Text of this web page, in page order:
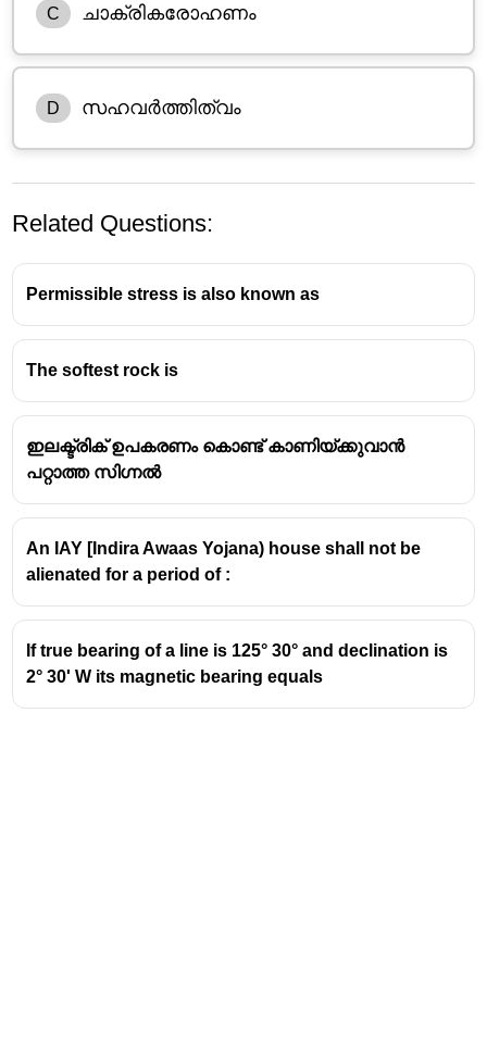
C ചാക്രികരോഹണം
D സഹവർത്തിത്വം
Related Questions:
Permissible stress is also known as
The softest rock is
ഇലക്ട്രിക് ഉപകരണം കൊണ്ട് കാണിയ്ക്കുവാൻ
പറ്റാത്ത സിഗ്നൽ
An IAY [Indira Awaas Yojana) house shall not be
alienated for a period of :
If true bearing of a line is 125° 30° and declination is
2° 30' W its magnetic bearing equals